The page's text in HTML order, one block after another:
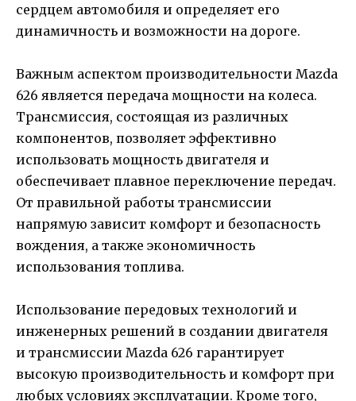
сердцем автомобиля и определяет его
динамичность и возможности на дороге.
Важным аспектом производительности Mazda
626 является передача мощности на колеса.
Трансмиссия, состоящая из различных
компонентов, позволяет эффективно
использовать мощность двигателя и
обеспечивает плавное переключение передач.
От правильной работы трансмиссии
напрямую зависит комфорт и безопасность
вождения, а также экономичность
использования топлива.
Использование передовых технологий и
инженерных решений в создании двигателя
и трансмиссии Mazda 626 гарантирует
высокую производительность и комфорт при
любых условиях эксплуатации. Кроме того,